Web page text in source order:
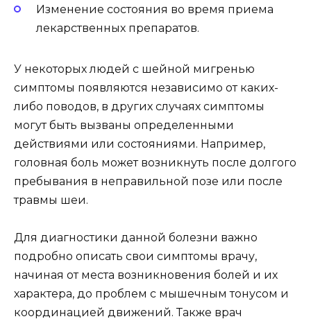
Изменение состояния во время приема
лекарственных препаратов.
У некоторых людей с шейной мигренью
симптомы появляются независимо от каких-
либо поводов, в других случаях симптомы
могут быть вызваны определенными
действиями или состояниями. Например,
головная боль может возникнуть после долгого
пребывания в неправильной позе или после
травмы шеи.
Для диагностики данной болезни важно
подробно описать свои симптомы врачу,
начиная от места возникновения болей и их
характера, до проблем с мышечным тонусом и
координацией движений. Также врач